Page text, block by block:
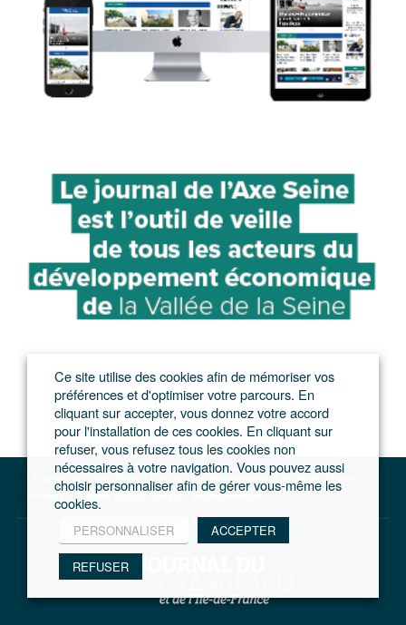
Le journal du Grand Paris – L'actualité du développement de l'Ile-de-France
Portraits
Isabelle Baraud-Serfaty – Brainstormeuse
Ce site utilise des cookies afin de mémoriser vos
préférences et d'optimiser votre parcours. En
cliquant sur accepter, vous donnez votre accord
pour l'installation de ces cookies. En cliquant sur
refuser, vous refusez tous les cookies non
nécessaires à votre navigation. Vous pouvez aussi
choisir personnaliser afin de gérer vous-même les
cookies.
PERSONNALISER ACCEPTER
REFUSER